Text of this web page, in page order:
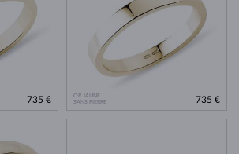
735 €
OR JAUNE
SANS PIERRE
735 €